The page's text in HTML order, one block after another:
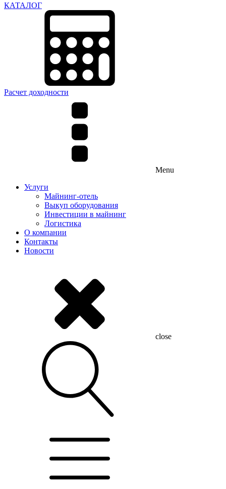
КАТАЛОГ
Расчет доходности
Menu
Услуги
Майнинг-отель
Выкуп оборудования
Инвестиции в майнинг
Логистика
О компании
Контакты
Новости
close